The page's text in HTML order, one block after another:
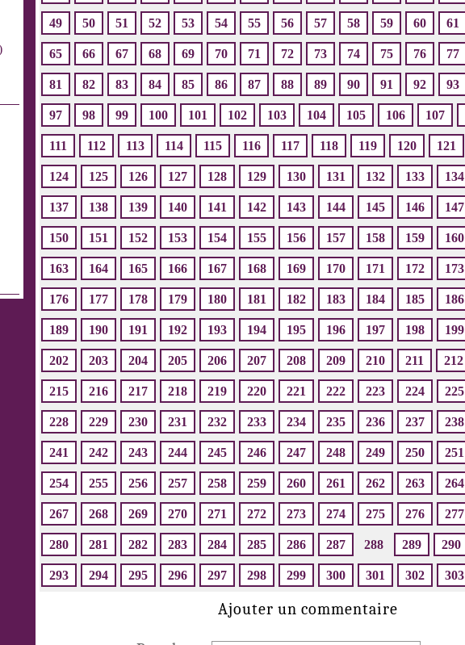
49 50 51 52 53 54 55 56 57 58 59 60 61
65 66 67 68 69 70 71 72 73 74 75 76 77
81 82 83 84 85 86 87 88 89 90 91 92 93
97 98 99 100 101 102 103 104 105 106 107
111 112 113 114 115 116 117 118 119 120 121
124 125 126 127 128 129 130 131 132 133 134
137 138 139 140 141 142 143 144 145 146 147
150 151 152 153 154 155 156 157 158 159 160
163 164 165 166 167 168 169 170 171 172 173
176 177 178 179 180 181 182 183 184 185 186
189 190 191 192 193 194 195 196 197 198 199
202 203 204 205 206 207 208 209 210 211 212
215 216 217 218 219 220 221 222 223 224 225
228 229 230 231 232 233 234 235 236 237 238
241 242 243 244 245 246 247 248 249 250 251
254 255 256 257 258 259 260 261 262 263 264
267 268 269 270 271 272 273 274 275 276 277
280 281 282 283 284 285 286 287 288 289 290
293 294 295 296 297 298 299 300 301 302 303
Ajouter un commentaire